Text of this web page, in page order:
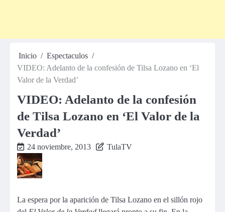
Inicio
Espectaculos
VIDEO: Adelanto de la confesión de Tilsa Lozano en ‘El
Valor de la Verdad’
VIDEO: Adelanto de la confesión
de Tilsa Lozano en ‘El Valor de la
Verdad’
24 noviembre, 2013 TulaTV
La espera por la aparición de Tilsa Lozano en el sillón rojo